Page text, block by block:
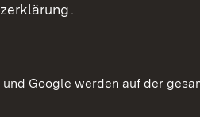
.
Google werden auf der